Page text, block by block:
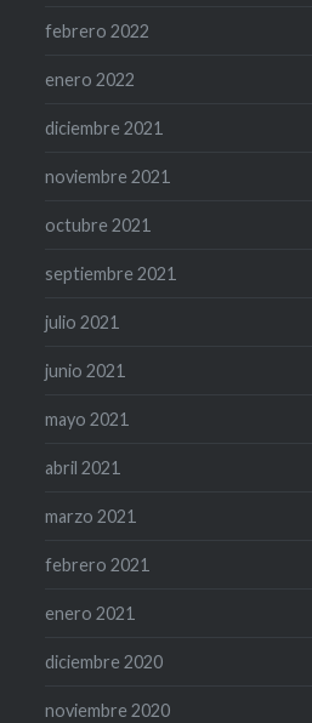
febrero 2022
enero 2022
diciembre 2021
noviembre 2021
octubre 2021
septiembre 2021
julio 2021
junio 2021
mayo 2021
abril 2021
marzo 2021
febrero 2021
enero 2021
diciembre 2020
noviembre 2020